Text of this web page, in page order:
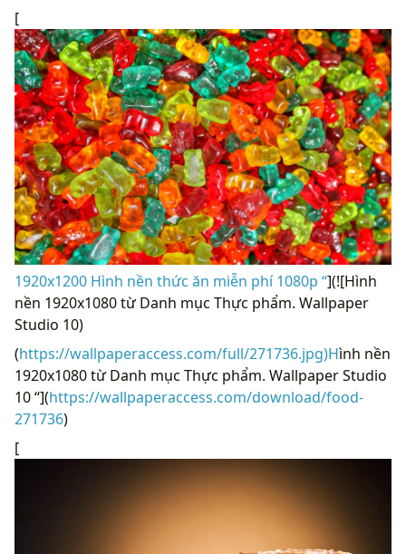
[
1920x1200 Hình nền thức ăn miễn phí 1080p “](![Hình
nền 1920x1080 từ Danh mục Thực phẩm. Wallpaper
Studio 10)
(https://wallpaperaccess.com/full/271736.jpg)Hình nền
1920x1080 từ Danh mục Thực phẩm. Wallpaper Studio
10 “](https://wallpaperaccess.com/download/food-
271736)
[